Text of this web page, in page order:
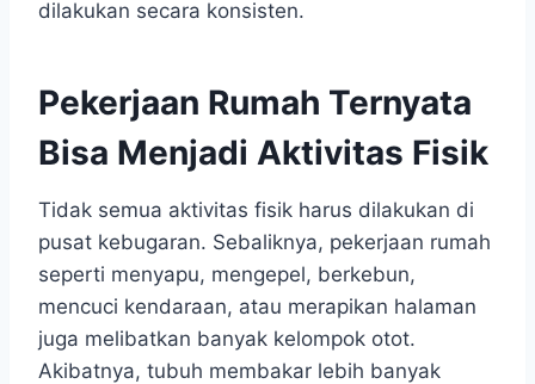
dilakukan secara konsisten.
Pekerjaan Rumah Ternyata
Bisa Menjadi Aktivitas Fisik
Tidak semua aktivitas fisik harus dilakukan di
pusat kebugaran. Sebaliknya, pekerjaan rumah
seperti menyapu, mengepel, berkebun,
mencuci kendaraan, atau merapikan halaman
juga melibatkan banyak kelompok otot.
Akibatnya, tubuh membakar lebih banyak